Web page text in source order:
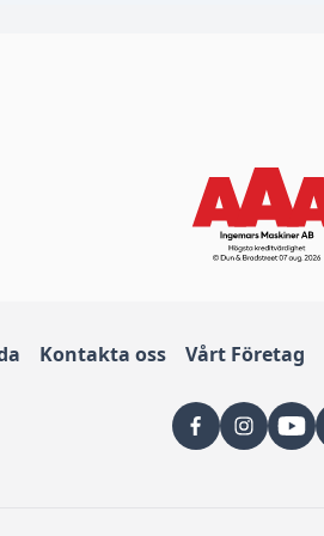
Kontakta oss Vårt Företag